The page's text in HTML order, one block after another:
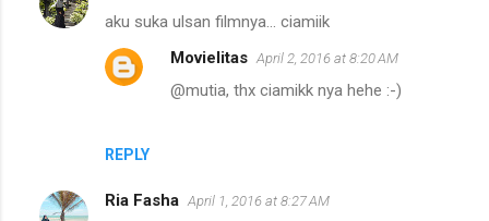
aku suka ulsan filmnya... ciamiik
REPLY
Movielitas April 2, 2016 at 8:20 AM
@mutia, thx ciamikk nya hehe :-)
Ria Fasha April 1, 2016 at 8:27 AM